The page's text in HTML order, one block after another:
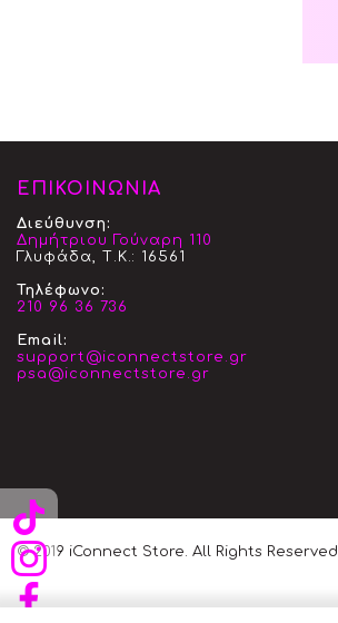
ΕΠΙΚΟΙΝΩΝΙΑ
Διεύθυνση:
Δημήτριου Γούναρη 110
Γλυφάδα, Τ.Κ.: 16561
Τηλέφωνο:
210 96 36 736
Email:
support@iconnectstore.gr
psa@iconnectstore.gr
© 2019 iConnect Store. All Rights Reserved